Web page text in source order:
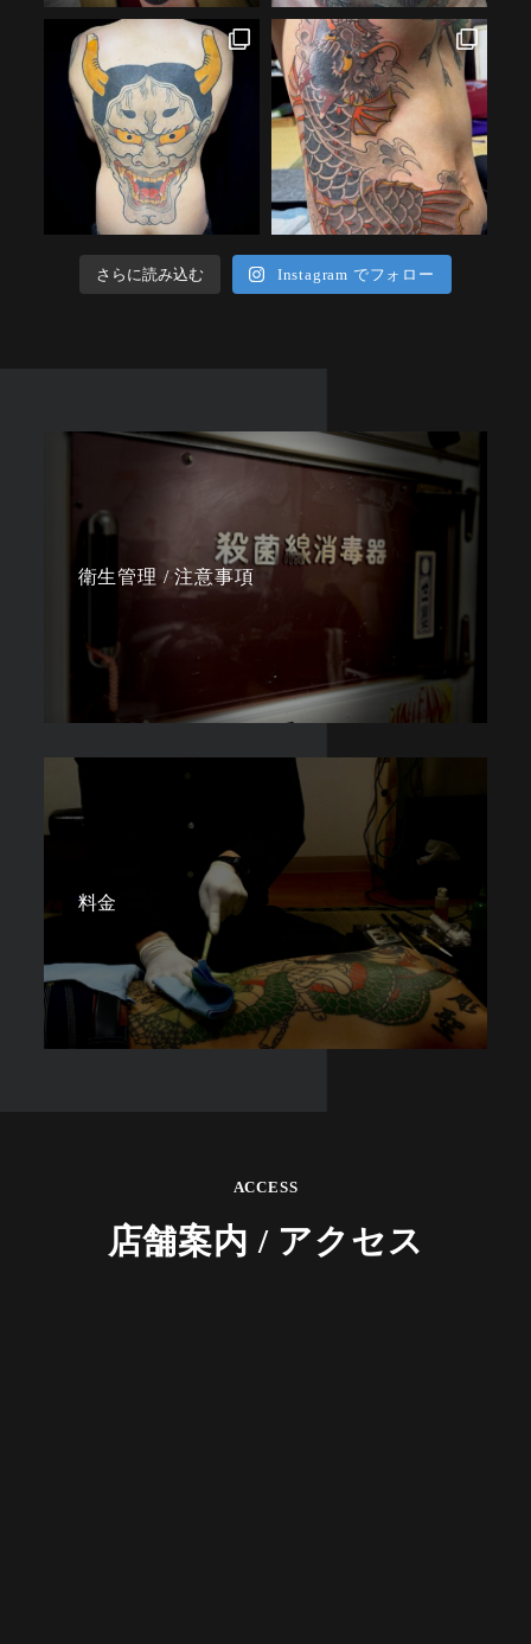
さらに読み込む Instagram でフォロー
衛生管理 / 注意事項
料金
ACCESS
店舗案内 / アクセス